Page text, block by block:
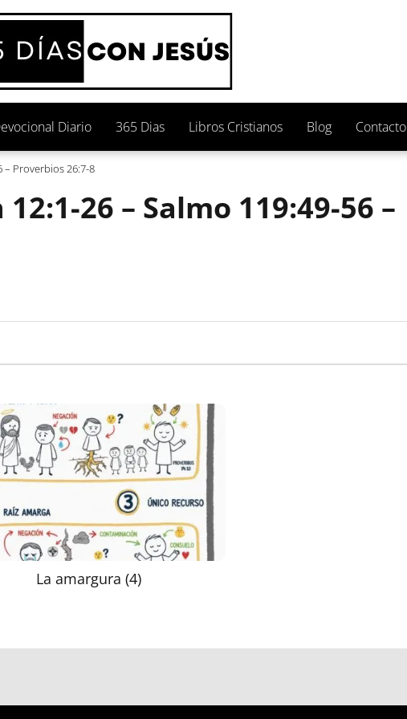
Diario 365 Dias Libros Cristianos Blog Contacto
– Proverbios 26:7-8
26 – Salmo 119:49-56 –
La amargura (4)